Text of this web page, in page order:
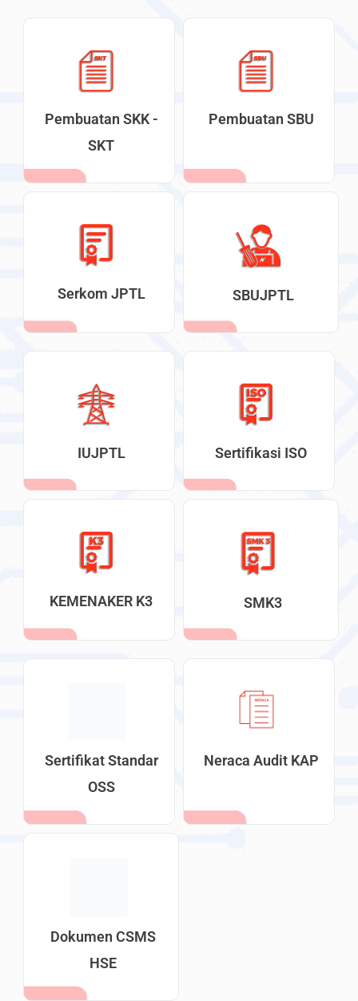
Pembuatan SKK -
SKT
Pembuatan SBU
Serkom JPTL SBUJPTL
IUJPTL Sertifikasi ISO
KEMENAKER K3 SMK3
Sertifikat Standar
OSS
Neraca Audit KAP
Dokumen CSMS
HSE